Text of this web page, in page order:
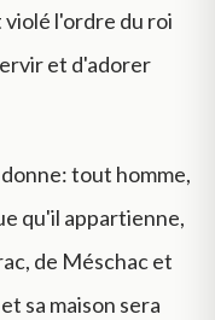
l'ordre du roi
et d'adorer
tout homme,
qu'il appartienne,
de Méschac et
sa maison sera